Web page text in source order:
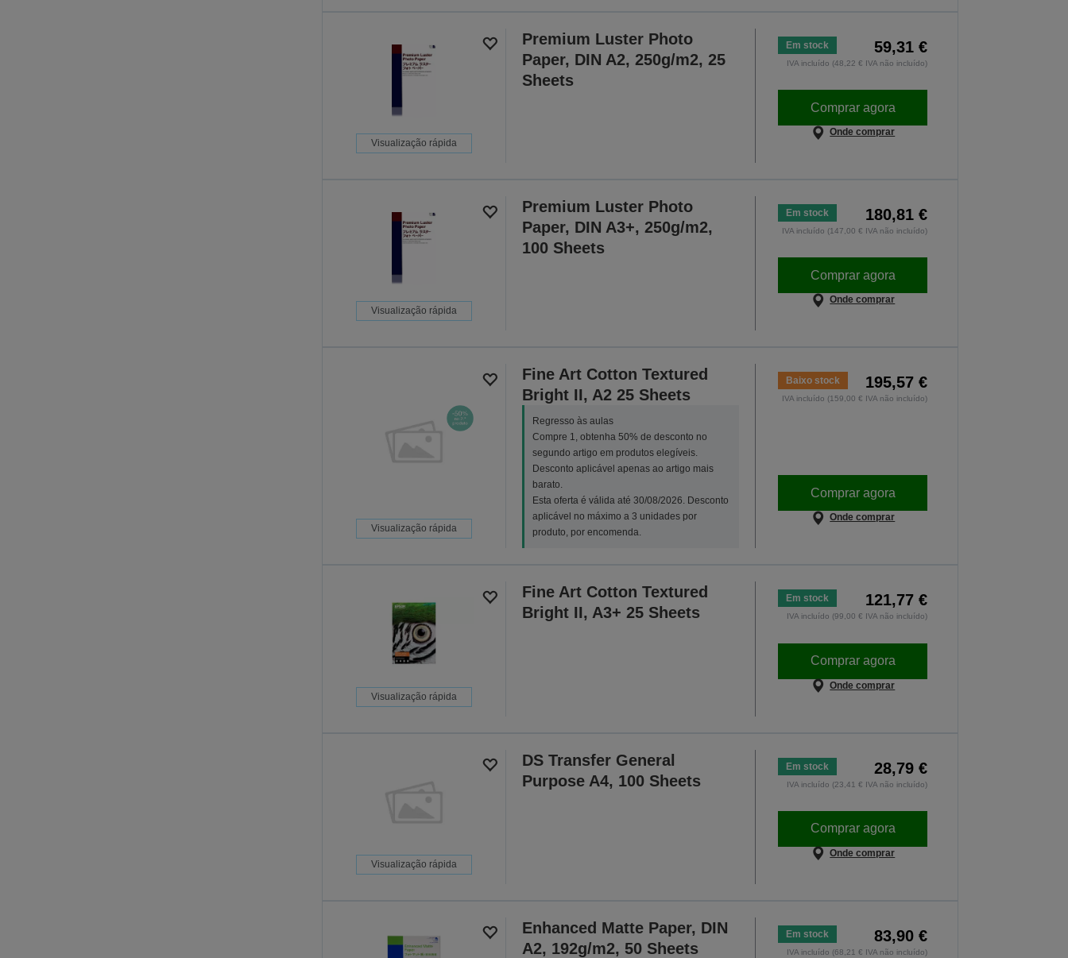
Visualização rápida
Premium Luster Photo
Paper, DIN A2, 250g/m2, 25
Sheets
Em stock 59,31 €
IVA incluído (48,22 € IVA não incluído)
Comprar agora
Onde comprar
Visualização rápida
Premium Luster Photo
Paper, DIN A3+, 250g/m2,
100 Sheets
Em stock 180,81 €
IVA incluído (147,00 € IVA não incluído)
Comprar agora
Onde comprar
Visualização rápida
Fine Art Cotton Textured
Bright II, A2 25 Sheets
Regresso às aulas
Compre 1, obtenha 50% de desconto no
segundo artigo em produtos elegíveis.
Desconto aplicável apenas ao artigo mais
barato.
Esta oferta é válida até 30/08/2026. Desconto
aplicável no máximo a 3 unidades por
produto, por encomenda.
Baixo stock 195,57 €
IVA incluído (159,00 € IVA não incluído)
Comprar agora
Onde comprar
Visualização rápida
Fine Art Cotton Textured
Bright II, A3+ 25 Sheets
Em stock 121,77 €
IVA incluído (99,00 € IVA não incluído)
Comprar agora
Onde comprar
Visualização rápida
DS Transfer General
Purpose A4, 100 Sheets
Em stock 28,79 €
IVA incluído (23,41 € IVA não incluído)
Comprar agora
Onde comprar
Enhanced Matte Paper, DIN
A2, 192g/m2, 50 Sheets
Em stock 83,90 €
IVA incluído (68,21 € IVA não incluído)